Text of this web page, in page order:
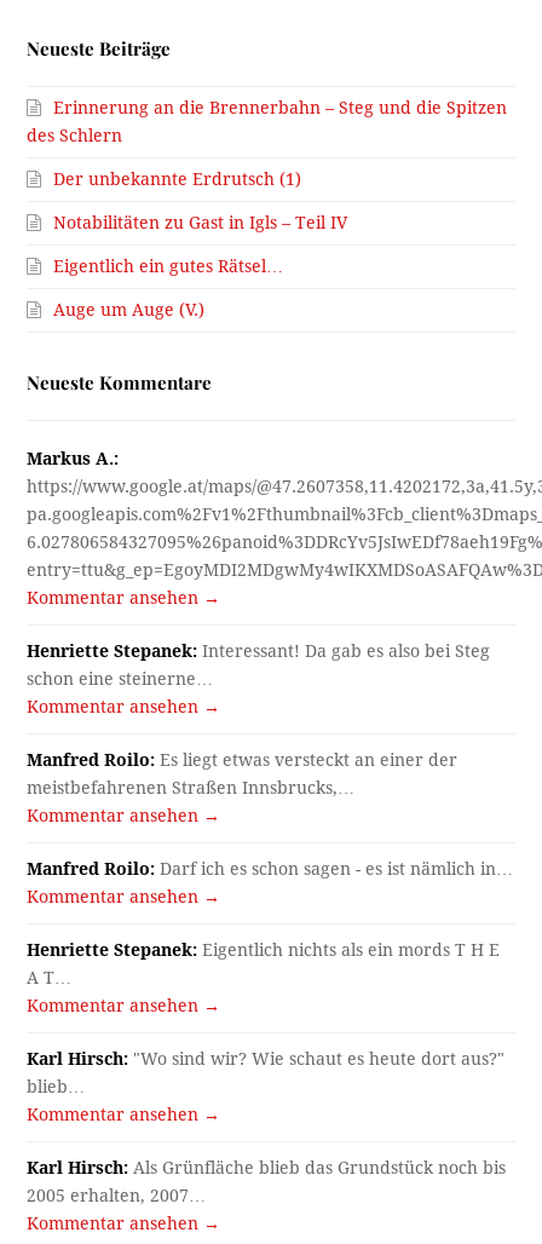
Neueste Beiträge
Erinnerung an die Brennerbahn – Steg und die Spitzen
des Schlern
Der unbekannte Erdrutsch (1)
Notabilitäten zu Gast in Igls – Teil IV
Eigentlich ein gutes Rätsel…
Auge um Auge (V.)
Neueste Kommentare
Markus A.:
https://www.google.at/maps/
Kommentar ansehen →
Henriette Stepanek: Interessant! Da gab es also bei Steg
schon eine steinerne…
Kommentar ansehen →
Manfred Roilo: Es liegt etwas versteckt an einer der
meistbefahrenen Straßen Innsbrucks,…
Kommentar ansehen →
Manfred Roilo: Darf ich es schon sagen - es ist nämlich in…
Kommentar ansehen →
Henriette Stepanek: Eigentlich nichts als ein mords T H E
A T…
Kommentar ansehen →
Karl Hirsch: "Wo sind wir? Wie schaut es heute dort aus?"
blieb…
Kommentar ansehen →
Karl Hirsch: Als Grünfläche blieb das Grundstück noch bis
2005 erhalten, 2007…
Kommentar ansehen →